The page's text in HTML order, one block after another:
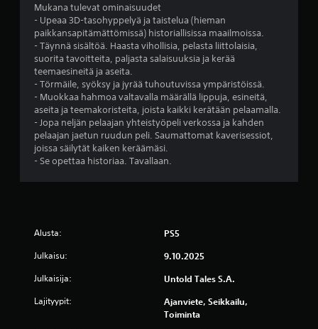
8
r
v
o
t
Mukana tulevat ominaisuudet
- Upeaa 3D-tasohyppelyä ja taistelua (hieman
paikkansapitämättömissä) historiallisissa maailmoissa.
- Täynnä sisältöä. Haasta vihollisia, pelasta liittolaisia,
suorita tavoitteita, paljasta salaisuuksia ja kerää
teemaesineitä ja aseita.
- Törmäile, syöksy ja jyrää tuhoutuvissa ympäristöissä.
- Muokkaa hahmoa valtavalla määrällä lippuja, esineitä,
aseita ja teemakoristeita, joista kaikki kerätään pelaamalla.
- Jopa neljän pelaajan yhteistyöpeli verkossa ja kahden
pelaajan jaetun ruudun peli. Saumattomat kaverisessiot,
joissa säilytät kaiken keräämäsi.
- Se opettaa historiaa. Tavallaan.
Alusta: PS5
Julkaisu: 9.10.2025
Julkaisija: Untold Tales S.A.
Lajityypit:
Ajanviete, Seikkailu,
Toiminta